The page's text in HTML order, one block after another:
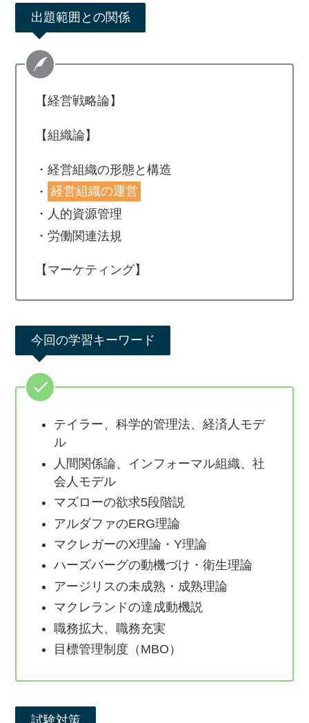
出題範囲との関係
【経営戦略論】
【組織論】
・経営組織の形態と構造
・ 経営組織の運営
・人的資源管理
・労働関連法規
【マーケティング】
今回の学習キーワード
テイラー、科学的管理法、経済人モデ
ル
人間関係論、インフォーマル組織、社
会人モデル
マズローの欲求5段階説
アルダファのERG理論
マクレガーのX理論・Y理論
ハーズバーグの動機づけ・衛生理論
アージリスの未成熟・成熟理論
マクレランドの達成動機説
職務拡大、職務充実
目標管理制度（MBO）